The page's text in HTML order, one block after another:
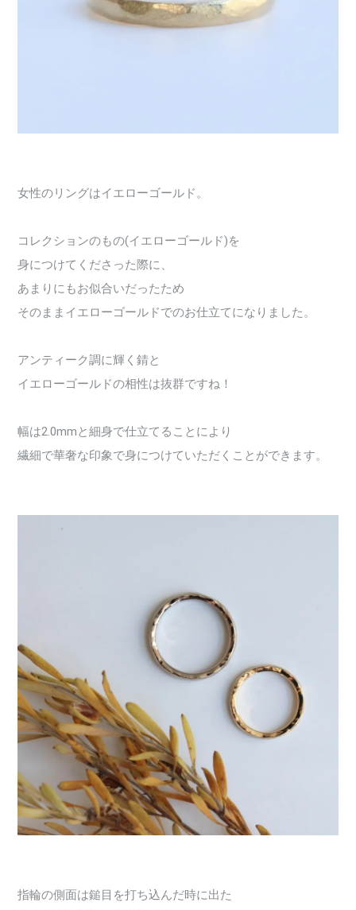
女性のリングはイエローゴールド。
コレクションのもの(イエローゴールド)を
身につけてくださった際に、
あまりにもお似合いだったため
そのままイエローゴールドでのお仕立てになりました。
アンティーク調に輝く錆と
イエローゴールドの相性は抜群ですね！
幅は2.0mmと細身で仕立てることにより
繊細で華奢な印象で身につけていただくことができます。
指輪の側面は鎚目を打ち込んだ時に出た